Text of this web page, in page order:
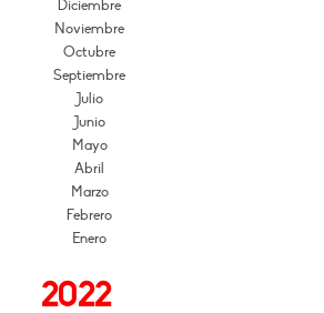
Diciembre
Noviembre
Octubre
Septiembre
Julio
Junio
Mayo
Abril
Marzo
Febrero
Enero
2022